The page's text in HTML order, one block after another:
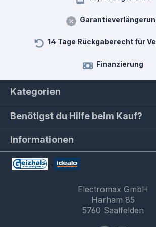
14 Tage Rückgaberecht für
Finanzierung
Kategorien
Benötigst du Hilfe beim Kauf?
Informationen
Electromax GmbH
Harham 85
5760 Saalfelden